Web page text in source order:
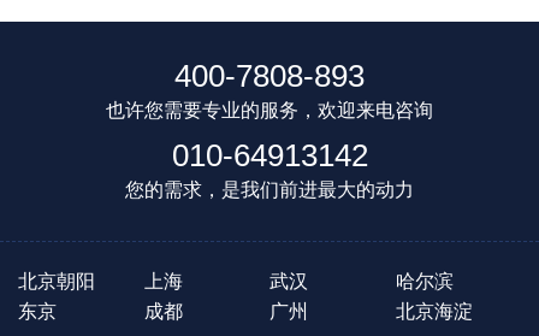
400-7808-893
也许您需要专业的服务，欢迎来电咨询
010-64913142
您的需求，是我们前进最大的动力
北京朝阳 上海 武汉
哈尔滨
东京
成都 广州 北京海淀